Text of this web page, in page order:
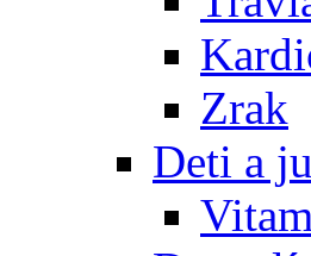
Zrak
Deti a